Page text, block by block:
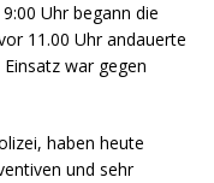
Uhr begann die
11.00 Uhr andauerte
war gegen
haben heute
und sehr